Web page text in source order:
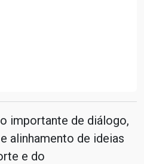
importante de diálogo,
alinhamento de ideias
e do